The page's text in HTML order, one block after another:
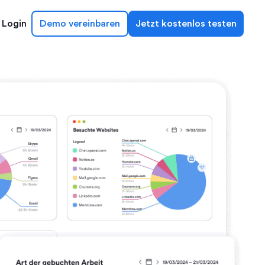
Login Demo vereinbaren Jetzt kostenlos testen